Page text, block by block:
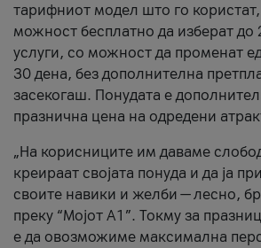
тарифниот модел што го
можност бесплатно да изберат до
услуги, со можност да променат
30 дена, без дополнителна
засекогаш. Понудата е
празнична цена на одредени
„На корисниците им даваме
креираат својата понуда и да ја
своите навики и желби — лесно,
преку “Мојот А1”. Токму за
е да овозможиме максимална